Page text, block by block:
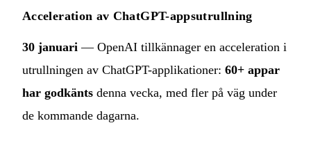
Acceleration av ChatGPT-appsutrullning
30 januari — OpenAI tillkännager en acceleration i
utrullningen av ChatGPT-applikationer: 60+ appar
har godkänts denna vecka, med fler på väg under
de kommande dagarna.